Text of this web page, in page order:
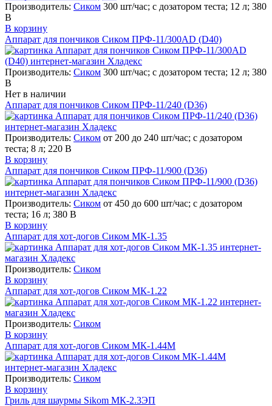
Производитель: Сиком 300 шт/час; с дозатором теста; 12 л; 380
В
В корзину
Аппарат для пончиков Сиком ПРФ-11/300АD (D40)
Производитель: Сиком 300 шт/час; с дозатором теста; 12 л; 380
В
Нет в наличии
Аппарат для пончиков Сиком ПРФ-11/240 (D36)
Производитель: Сиком от 200 до 240 шт/час; с дозатором
теста; 8 л; 220 В
В корзину
Аппарат для пончиков Сиком ПРФ-11/900 (D36)
Производитель: Сиком от 450 до 600 шт/час; с дозатором
теста; 16 л; 380 В
В корзину
Аппарат для хот-догов Сиком МК-1.35
Производитель: Сиком
В корзину
Аппарат для хот-догов Сиком МК-1.22
Производитель: Сиком
В корзину
Аппарат для хот-догов Сиком МК-1.44М
Производитель: Сиком
В корзину
Гриль для шаурмы Sikom МК-2.3ЭП